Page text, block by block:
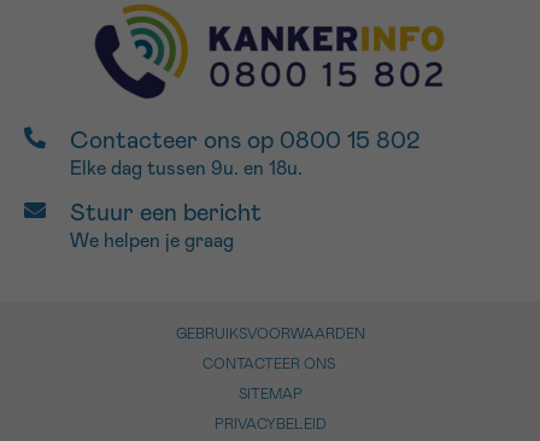
Contacteer ons op 0800 15 802
Elke dag tussen 9u. en 18u.
Stuur een bericht
We helpen je graag
GEBRUIKSVOORWAARDEN
CONTACTEER ONS
SITEMAP
PRIVACYBELEID